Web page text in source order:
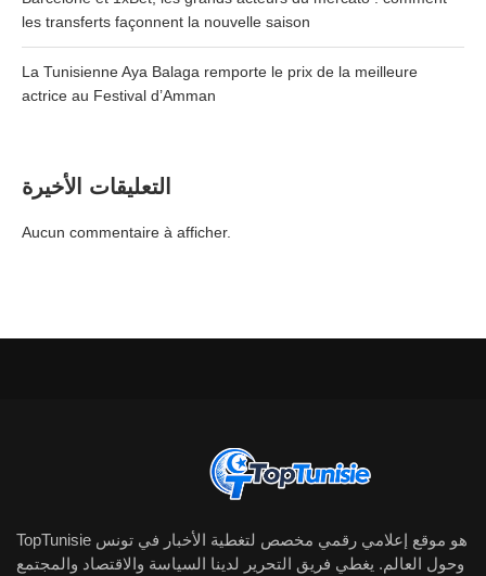
les transferts façonnent la nouvelle saison
La Tunisienne Aya Balaga remporte le prix de la meilleure
actrice au Festival d’Amman
التعليقات الأخيرة
Aucun commentaire à afficher.
TopTunisie هو موقع إعلامي رقمي مخصص لتغطية الأخبار في تونس
وحول العالم. يغطي فريق التحرير لدينا السياسة والاقتصاد والمجتمع